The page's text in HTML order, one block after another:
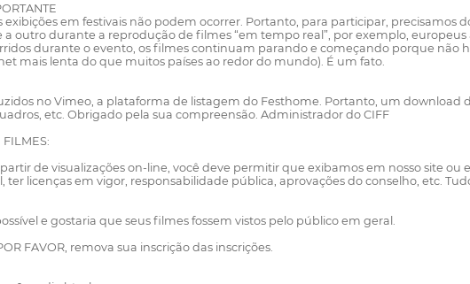
em festivais não podem ocorrer. Portanto, para participar, precisamos
durante a reprodução de filmes “em tempo real”, por exemplo, europeus
durante o evento, os filmes continuam parando e começando porque não
mais lenta do que muitos países ao redor do mundo). É um fato.
no Vimeo, a plataforma de listagem do Festhome. Portanto, um download
etc. Obrigado pela sua compreensão. Administrador do CIFF
de visualizações on-line, você deve permitir que exibamos em nosso site ou
licenças em vigor, responsabilidade pública, aprovações do conselho, etc.
e gostaria que seus filmes fossem vistos pelo público em geral.
FAVOR, remova sua inscrição das inscrições.